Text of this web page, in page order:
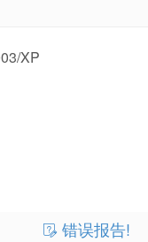
XP
错误报告!